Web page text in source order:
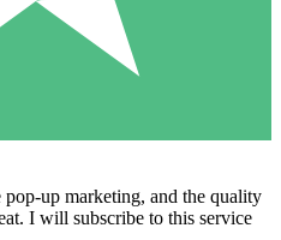
up marketing, and the quality
I will subscribe to this service